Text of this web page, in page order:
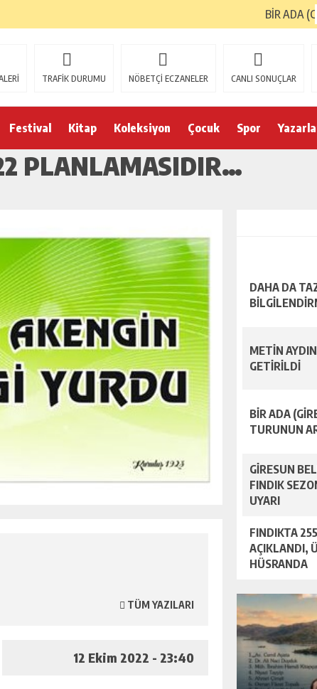
BİR ADA
TRAFİK DURUMU NÖBETÇİ ECZANELER CANLI SONUÇLAR
Festival Kitap Koleksiyon Çocuk Spor
PLANLAMASIDIR…
TÜM YAZILARI
12 Ekim 2022 - 23:40
DAHA DA
METİN
GETİRİLDİ
BİR ADA
TURUNUN
GİRESUN
FINDIK
UYARI
FINDIKTA
AÇIKLANDI,
HÜSRANDA